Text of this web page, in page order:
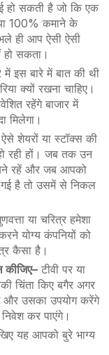
हो सकती है जो कि एक
100% कमाने के
ही आप ऐसी ऐसी
सकता।
इस बारे में बात की थी
क्यों रखना चाहिए।
रहेंगे बाजार में
मिलेगा।
ऐसे शेयरों या स्टॉक्स की
रही हों। जब तक उन
बने रहें और जब आपको
गई है तो उसमें से निकल
या चरित्र हमेशा
योग्य कंपनियों को
कैसा है।
कीजिए– टीवी पर या
चिंता किए बगैर अगर
उसका उपयोग करेंगे
कर पाएंगे।
यह आपको बुरे भाग्य